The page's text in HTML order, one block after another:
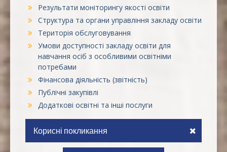
Результати моніторингу якості освіти
Структура та органи управління закладу освіти
Територія обслуговування
Умови доступності закладу освіти для
навчання осіб з особливими освітніми
потребами
Фінансова діяльність (звітність)
Публічні закупівлі
Додаткові освітні та інші послуги
Корисні покликання